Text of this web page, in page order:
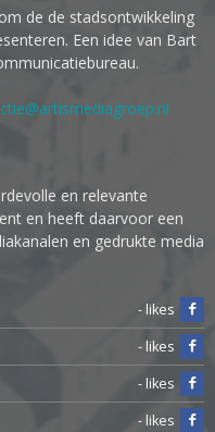
de de stadsontwikkeling
Een idee van Bart
en relevante
en heeft daarvoor een
en gedrukte media
- likes
- likes
- likes
- likes